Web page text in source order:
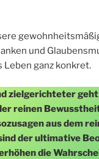
und
Leben ganz konkret.
zielgerichteter geht
reinen
aus dem
der ultimative
die